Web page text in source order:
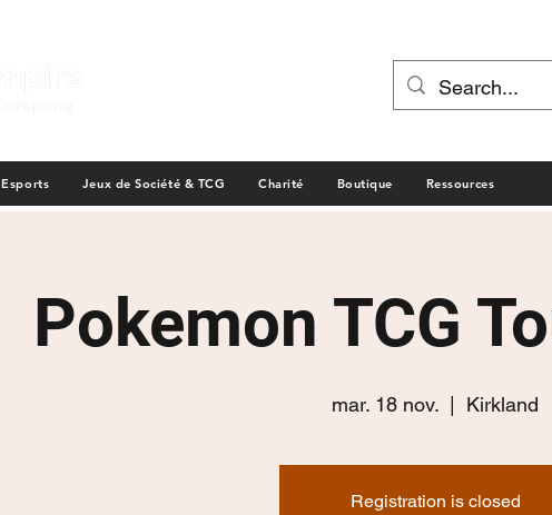
Esports Jeux de Société & TCG Charité Boutique Ressources
Pokemon TCG
mar. 18 nov. Kirkland
Registration is closed